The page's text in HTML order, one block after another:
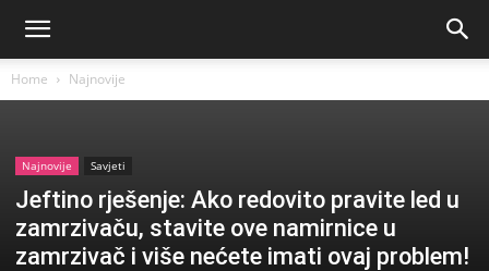
Home Najnovije
Najnovije Savjeti
Jeftino rješenje: Ako redovito pravite led u
zamrzivaču, stavite ove namirnice u
zamrzivač i više nećete imati ovaj problem!